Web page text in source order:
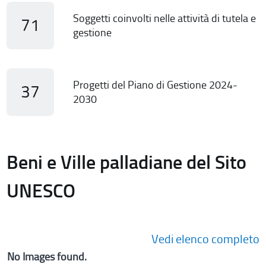
71
Soggetti coinvolti nelle attività di tutela e
gestione
37
Progetti del Piano di Gestione 2024-
2030
Beni e Ville palladiane del Sito
UNESCO
Vedi elenco completo
No Images found.